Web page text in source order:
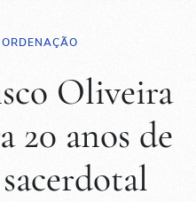
Oliveira
20 anos de